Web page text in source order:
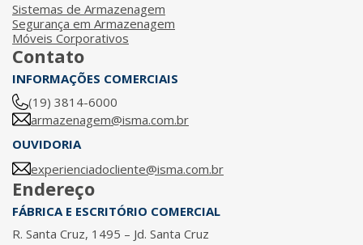
Sistemas de Armazenagem
Segurança em Armazenagem
Móveis Corporativos
Contato
INFORMAÇÕES COMERCIAIS
(19) 3814-6000
armazenagem@isma.com.br
OUVIDORIA
experienciadocliente@isma.com.br
Endereço
FÁBRICA E ESCRITÓRIO COMERCIAL
R. Santa Cruz, 1495 – Jd. Santa Cruz